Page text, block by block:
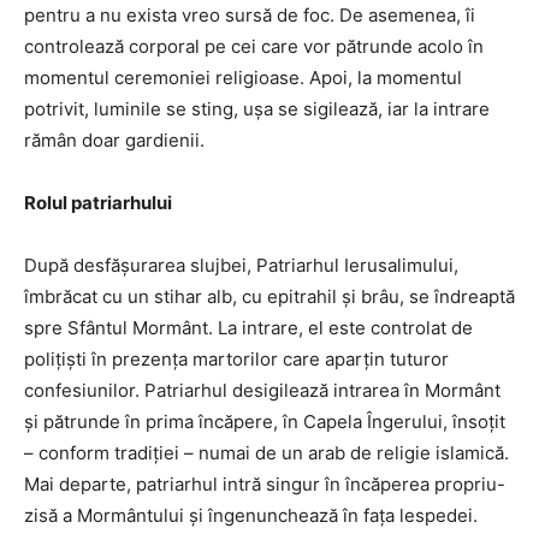
pentru a nu exista vreo sursă de foc. De asemenea, îi
controlează corporal pe cei care vor pătrunde acolo în
momentul ceremoniei religioase. Apoi, la momentul
potrivit, luminile se sting, uşa se sigilează, iar la intrare
rămân doar gardienii.
Rolul patriarhului
După desfăşurarea slujbei, Patriarhul Ierusalimului,
îmbrăcat cu un stihar alb, cu epitrahil şi brâu, se îndreaptă
spre Sfântul Mormânt. La intrare, el este controlat de
poliţişti în prezenţa martorilor care aparţin tuturor
confesiunilor. Patriarhul desigilează intrarea în Mormânt
şi pătrunde în prima încăpere, în Capela Îngerului, însoţit
– conform tradiţiei – numai de un arab de religie islamică.
Mai departe, patriarhul intră singur în încăperea propriu-
zisă a Mormântului şi îngenunchează în faţa lespedei.